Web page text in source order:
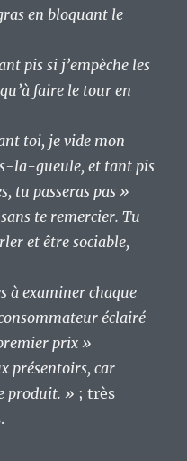
en bloquant le
pis si j’empèche les
faire le tour en
toi, je vide mon
la-gueule, et tant pis
tu passeras pas »
te remercier. Tu
et être sociable,
à examiner chaque
éclairé
prix »
présentoirs, car
produit. » ; très